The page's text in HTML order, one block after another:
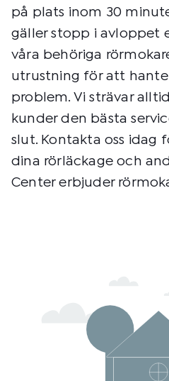
på plats inom 30
gäller stopp i avloppet
våra behöriga
utrustning för att
problem. Vi strävar
kunder den bästa
slut. Kontakta oss idag
dina rörläckage och
Center erbjuder